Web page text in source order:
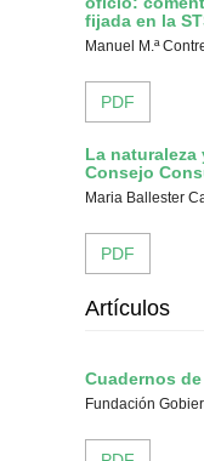
fijada en la
Manuel M.ª
PDF
La
Consejo
Maria Ballester
PDF
Artículos
Cuadernos
Fundación